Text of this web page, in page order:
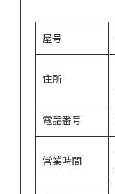
屋号
住所
電話番号
営業時間